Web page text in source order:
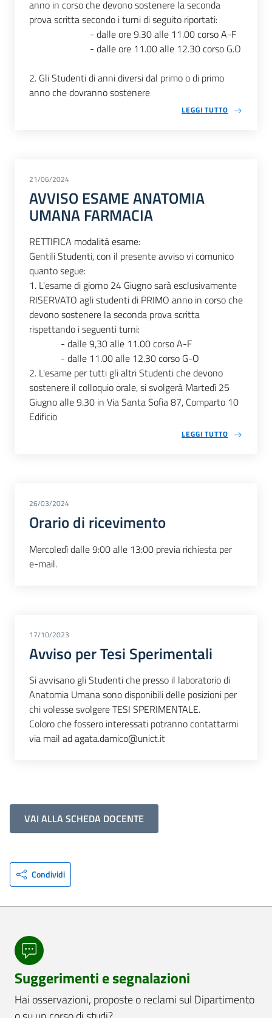
anno in corso che devono sostenere la seconda
prova scritta secondo i turni di seguito riportati:
- dalle ore 9.30 alle 11.00 corso A-F
- dalle ore 11.00 alle 12.30 corso G.O
2. Gli Studenti di anni diversi dal primo o di primo
anno che dovranno sostenere
LEGGI TUTTO
21/06/2024
AVVISO ESAME ANATOMIA
UMANA FARMACIA
RETTIFICA modalità esame:
Gentili Studenti, con il presente avviso vi comunico
quanto segue:
1. L'esame di giorno 24 Giugno sarà esclusivamente
RISERVATO agli studenti di PRIMO anno in corso che
devono sostenere la seconda prova scritta
rispettando i seguenti turni:
- dalle 9,30 alle 11.00 corso A-F
- dalle 11.00 alle 12.30 corso G-O
2. L'esame per tutti gli altri Studenti che devono
sostenere il colloquio orale, si svolgerà Martedì 25
Giugno alle 9.30 in Via Santa Sofia 87, Comparto 10
Edificio
LEGGI TUTTO
26/03/2024
Orario di ricevimento
Mercoledì dalle 9:00 alle 13:00 previa richiesta per
e-mail.
17/10/2023
Avviso per Tesi Sperimentali
Si avvisano gli Studenti che presso il laboratorio di
Anatomia Umana sono disponibili delle posizioni per
chi volesse svolgere TESI SPERIMENTALE.
Coloro che fossero interessati potranno contattarmi
via mail ad agata.damico@unict.it
VAI ALLA SCHEDA DOCENTE
Condividi
Suggerimenti e segnalazioni
Hai osservazioni, proposte o reclami sul Dipartimento